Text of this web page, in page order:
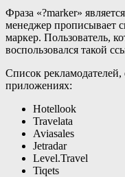
Фраза «?marker»
менеджер прописывает
маркер. Пользователь,
воспользовался такой
Список
приложениях:
Hotellook
Travelata
Aviasales
Jetradar
Level.Travel
Tiqets